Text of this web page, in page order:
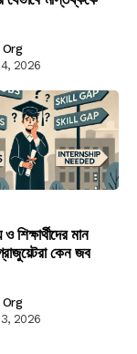
Org
2026
শিক্ষার্থীদের মান
কেন জব
Org
2026